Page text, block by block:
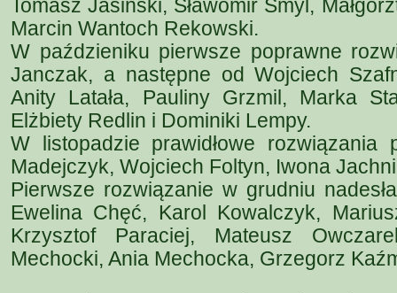
Tomasz Jasiński, Sławomir Smyl,
Marcin Wantoch Rekowski.
W paździeniku pierwsze poprawne
Janczak, a następne od Wojciech
Anity Latała, Pauliny Grzmil, Marka
Elżbiety Redlin i Dominiki Lempy.
W listopadzie prawidłowe rozwiązania
Madejczyk, Wojciech Foltyn, Iwona
Pierwsze rozwiązanie w grudniu
Ewelina Chęć, Karol Kowalczyk,
Krzysztof Paraciej, Mateusz
Mechocki, Ania Mechocka, Grzegorz